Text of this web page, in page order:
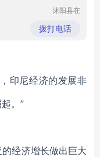
沭阳县在
子商务有
限公司
拨打电话
印尼经济的发展非
。 ”
经济增长做出巨大